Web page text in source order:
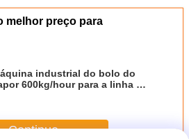
melhor preço para
industrial do bolo do
600kg/hour para a linha de
Continue